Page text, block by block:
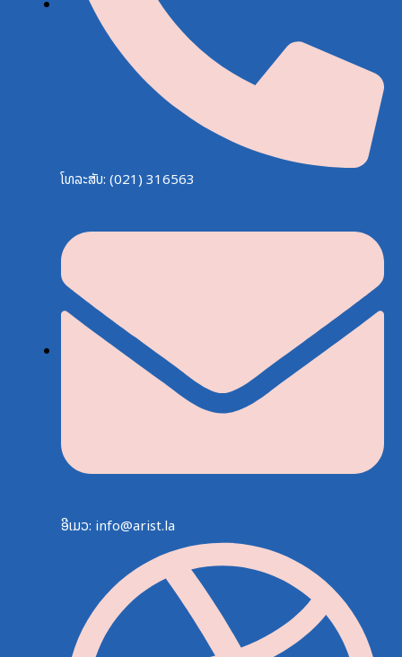
ໂທລະສັບ: (021) 316563
ອີເມວ: info@arist.la